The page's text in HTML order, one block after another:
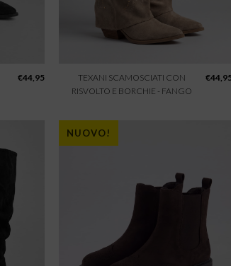
€44,95
TEXANI SCAMOSCIATI CON
RISVOLTO E BORCHIE - FANGO
€
NUOVO!